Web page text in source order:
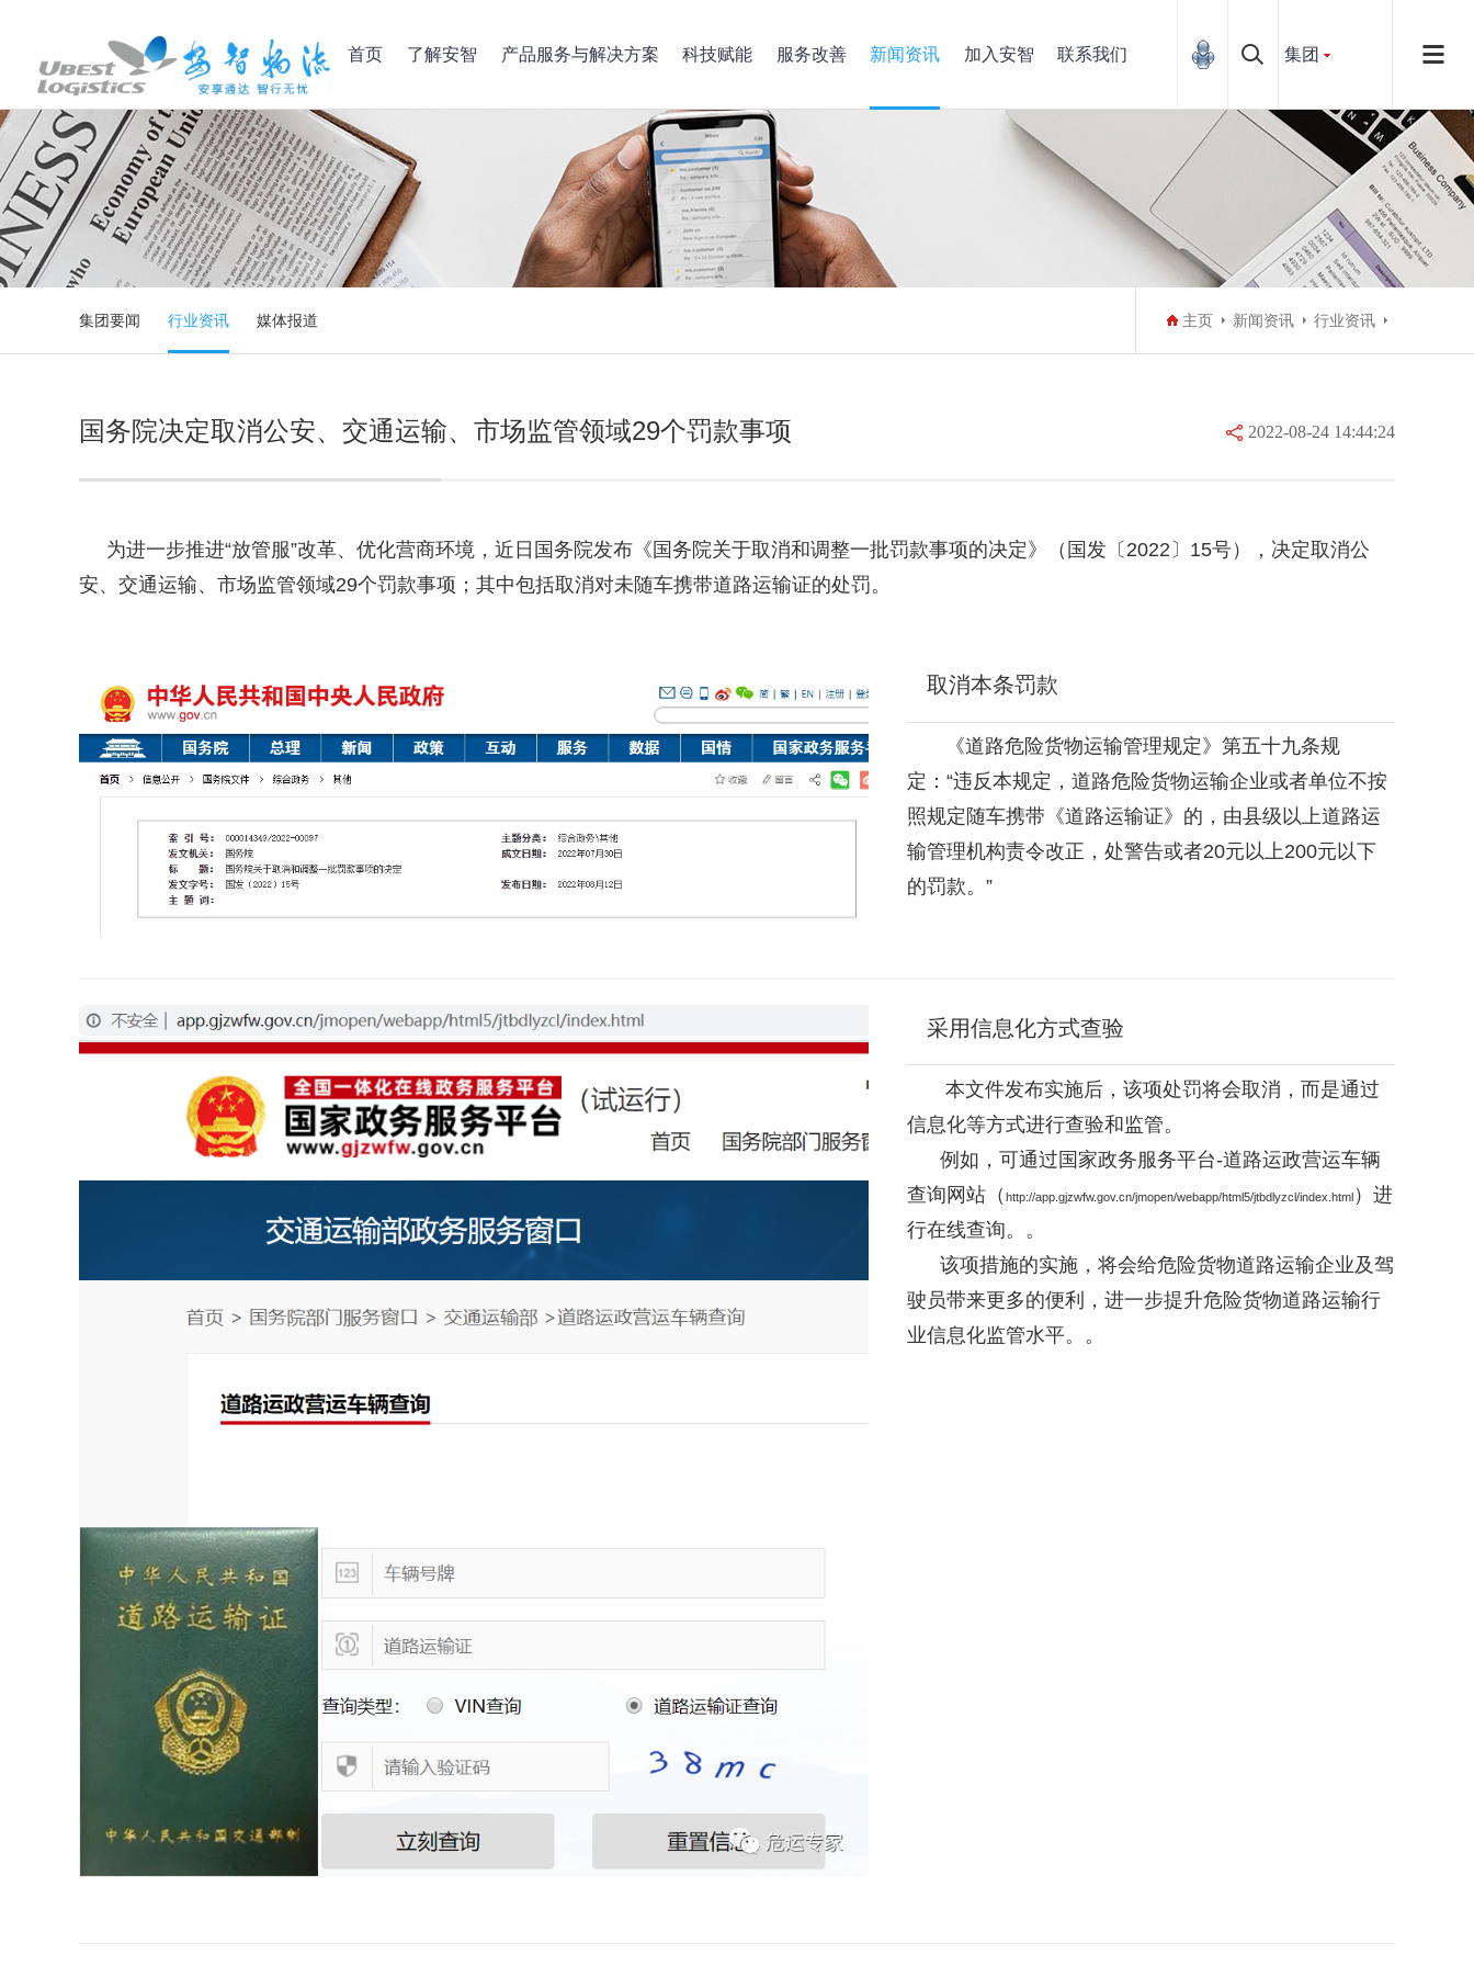
首页 了解安智 产品服务与解决方案 科技赋能 服务改善 新闻资讯 加入安智 联系我们 集团
集团要闻 行业资讯 媒体报道 主页 新闻资讯 行业资讯
国务院决定取消公安、交通运输、市场监管领域29个罚款事项 2022-08-24 14:44:24
为进一步推进“放管服”改革、优化营商环境，近日国务院发布《国务院关于取消和调整一批罚款事项的决定》（国发〔2022〕15号），决定取消公
安、交通运输、市场监管领域29个罚款事项；其中包括取消对未随车携带道路运输证的处罚。
取消本条罚款
《道路危险货物运输管理规定》第五十九条规
定：“违反本规定，道路危险货物运输企业或者单位不按
照规定随车携带《道路运输证》的，由县级以上道路运
输管理机构责令改正，处警告或者20元以上200元以下
的罚款。”
采用信息化方式查验
本文件发布实施后，该项处罚将会取消，而是通过
信息化等方式进行查验和监管。
例如，可通过国家政务服务平台-道路运政营运车辆
查询网站（ http://app.gjzwfw.gov.cn/jmopen/webapp/html5/jtbdlyzcl/index.html ） 进
行在线查询。。
该项措施的实施，将会给危险货物道路运输企业及驾
驶员带来更多的便利，进一步提升危险货物道路运输行
业信息化监管水平。。